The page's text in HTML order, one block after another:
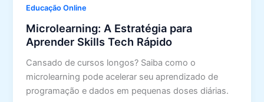
Educação Online
Microlearning: A Estratégia para
Aprender Skills Tech Rápido
Cansado de cursos longos? Saiba como o
microlearning pode acelerar seu aprendizado de
programação e dados em pequenas doses diárias.